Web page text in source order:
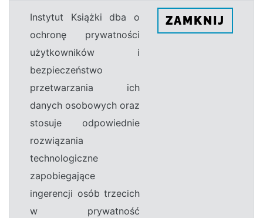
Instytut Książki dba o
ochronę prywatności
użytkowników i
bezpieczeństwo
przetwarzania ich
danych osobowych oraz
stosuje odpowiednie
rozwiązania
technologiczne
zapobiegające
ingerencji osób trzecich
w prywatność
ZAMKNIJ